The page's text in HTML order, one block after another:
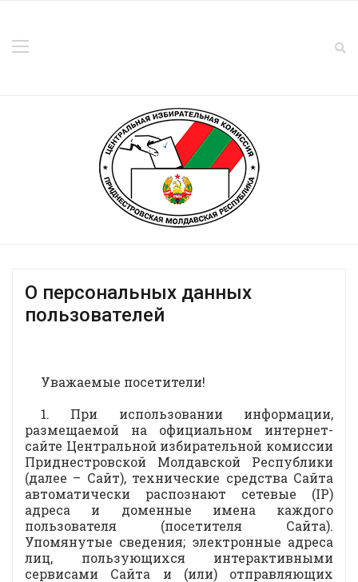
О персональных данных
пользователей
Уважаемые посетители!
1. При использовании информации,
размещаемой на официальном интернет-
сайте Центральной избирательной комиссии
Приднестровской Молдавской Республики
(далее – Сайт), технические средства Сайта
автоматически распознают сетевые (IP)
адреса и доменные имена каждого
пользователя (посетителя Сайта).
Упомянутые сведения; электронные адреса
лиц, пользующихся интерактивными
сервисами Сайта и (или) отправляющих